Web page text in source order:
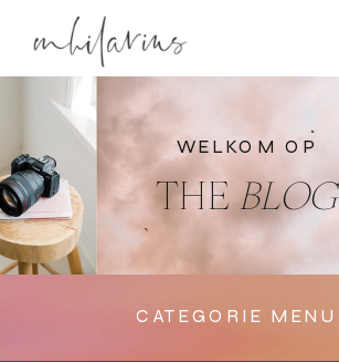
THEBLOG
WELKOM OP
CATEGORIE MENU